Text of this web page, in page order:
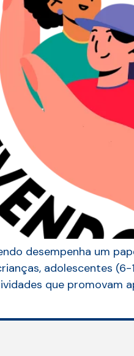
desempenha um
adolescentes
que promovam